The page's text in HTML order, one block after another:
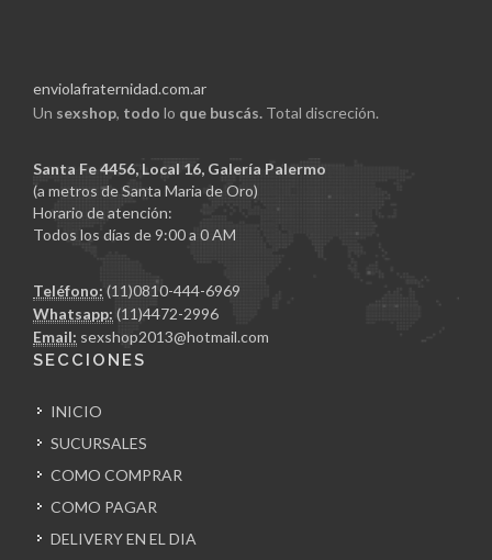
enviolafraternidad.com.ar
Un sexshop, todo lo que buscás. Total discreción.
Santa Fe 4456, Local 16, Galería Palermo
(a metros de Santa Maria de Oro)
Horario de atención:
Todos los días de 9:00 a 0 AM
Teléfono: (11)0810-444-6969
Whatsapp: (11)4472-2996
Email: sexshop2013@hotmail.com
SECCIONES
INICIO
SUCURSALES
COMO COMPRAR
COMO PAGAR
DELIVERY EN EL DIA